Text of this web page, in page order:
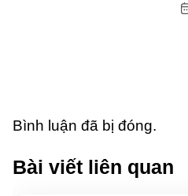
Bình luận đã bị đóng.
Bài viết liên quan